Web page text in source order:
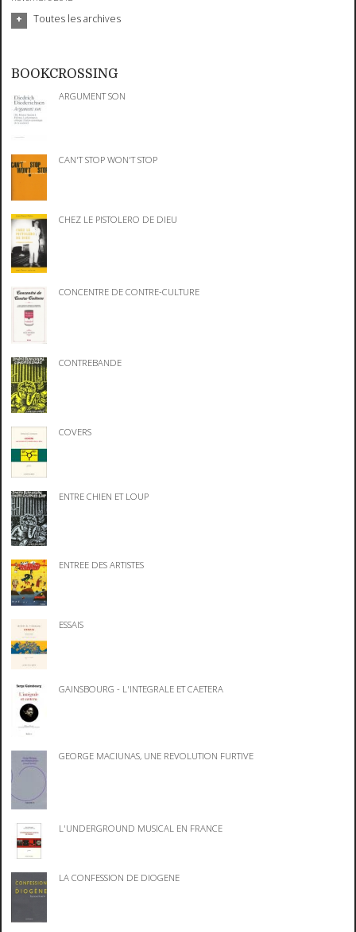
Toutes les archives
BOOKCROSSING
ARGUMENT SON
CAN'T STOP WON'T STOP
CHEZ LE PISTOLERO DE DIEU
CONCENTRE DE CONTRE-CULTURE
CONTREBANDE
COVERS
ENTRE CHIEN ET LOUP
ENTREE DES ARTISTES
ESSAIS
GAINSBOURG - L'INTEGRALE ET CAETERA
GEORGE MACIUNAS, UNE REVOLUTION FURTIVE
L'UNDERGROUND MUSICAL EN FRANCE
LA CONFESSION DE DIOGENE